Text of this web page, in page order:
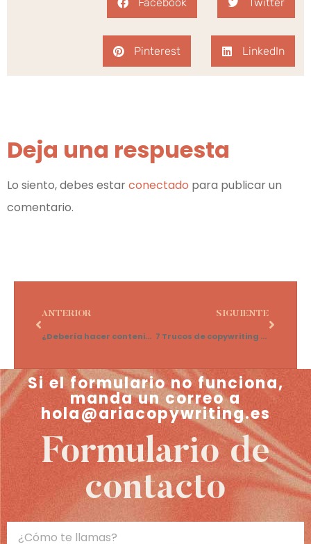
Pinterest LinkedIn
Deja una respuesta
Lo siento, debes estarconectado para publicar un
comentario.
ANTERIOR
¿Debería hacer contenido de valor o eso es regalar mi trabajo?
SIGUIENTE
7 Trucos de copywriting para psicólogos
Si el formulario no funciona,
manda un correo a
hola@ariacopywriting.es
Formulario de
contacto